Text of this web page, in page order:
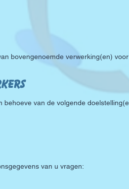
bovengenoemde verwerking(en)
behoeve van de volgende
van u vragen: